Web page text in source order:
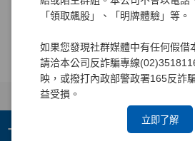
「領取飆股」、「明牌體驗」等。
如果您發現社群媒體中有任何假借
請洽本公司反詐騙專線
映，或撥打內政部警政署165反詐
益受損。
立即了解
+